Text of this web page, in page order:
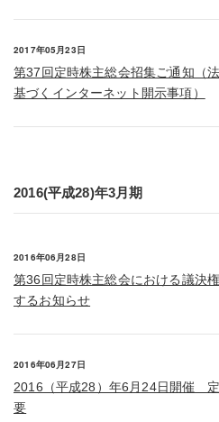
2017年05月23日
第37回定時株主総会招集ご通知（
基づくインターネット開示事項）
2016(平成28)年3月期
2016年06月28日
第36回定時株主総会における議決
するお知らせ
2016年06月27日
2016（平成28）年6月24日開催
要